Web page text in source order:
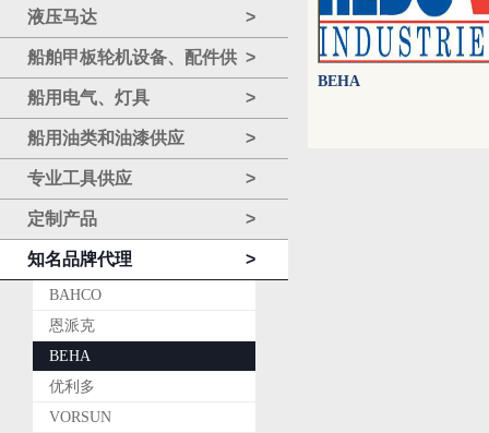
液压马达 >
船舶甲板轮机设备、配件供
应
>
船用电气、灯具 >
船用油类和油漆供应 >
专业工具供应 >
定制产品 >
知名品牌代理 >
BAHCO
恩派克
BEHA
优利多
VORSUN
BEHA